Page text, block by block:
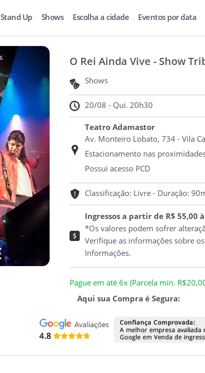
Stand Up Shows Escolha a cidade Eventos por data
O Rei Ainda Vive - Show
Shows
20/08 - Qui. 20h30
Teatro Adamastor
Av. Monteiro Lobato, 734 - Vila
Estacionamento nas
Possui acesso PCD
Classificação: Livre - Duração:
Ingressos a partir de R$ 55,00
*Os valores podem sofrer
Verifique as informações sobre
Informações.
Pague em até 6x (Parcela mín.
Aqui sua Compra é Segura: